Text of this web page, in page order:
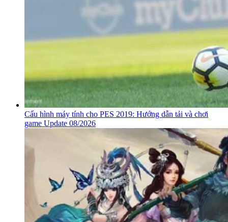
Cấu hình máy tính cho PES 2019: Hướng dẫn tải và chơi
game Update 08/2026